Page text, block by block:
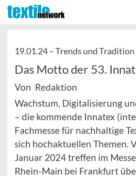
19.01.24 –Trends und Tradition
Das Motto der 53.
Von Redaktion
Wachstum, Digitalisierung
– die kommende Innatex
Fachmesse für nachhaltige
sich hochaktuellen Themen.
Januar 2024 treffen im
Rhein-Main bei Frankfurt